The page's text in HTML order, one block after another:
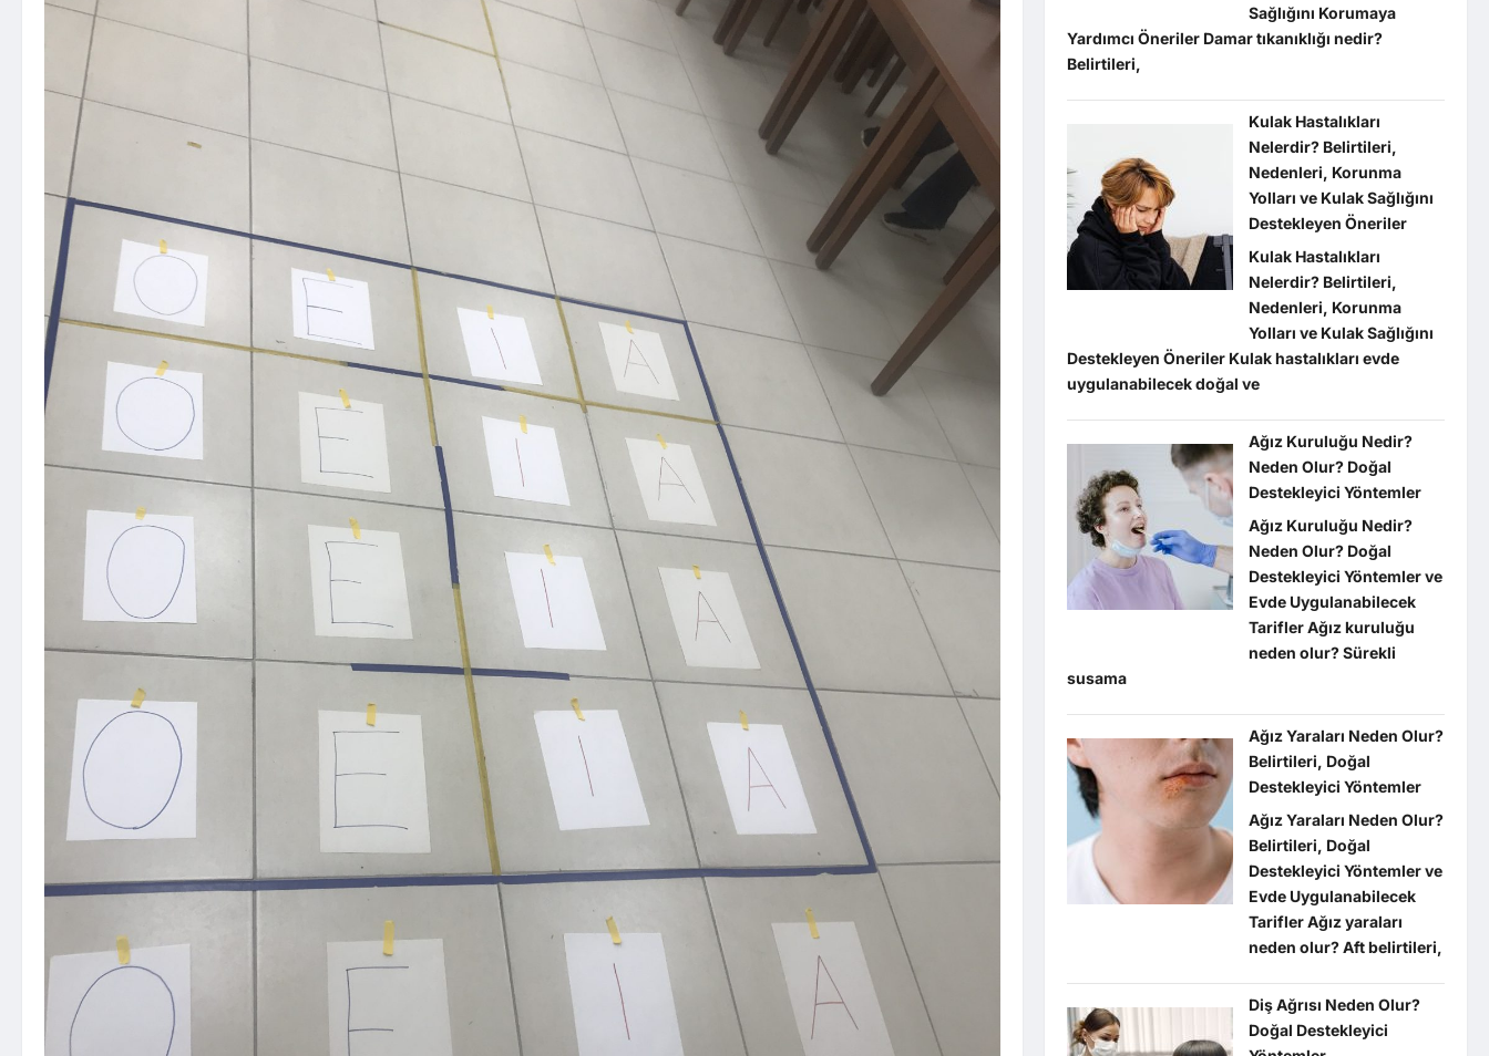
Sağlığını Korumaya
Yardımcı Öneriler Damar tıkanıklığı nedir?
Belirtileri,
Kulak Hastalıkları
Nelerdir? Belirtileri,
Nedenleri, Korunma
Yolları ve Kulak Sağlığını
Destekleyen Öneriler
Kulak Hastalıkları
Nelerdir? Belirtileri,
Nedenleri, Korunma
Yolları ve Kulak Sağlığını
Destekleyen Öneriler Kulak hastalıkları evde
uygulanabilecek doğal ve
Ağız Kuruluğu Nedir?
Neden Olur? Doğal
Destekleyici Yöntemler
Ağız Kuruluğu Nedir?
Neden Olur? Doğal
Destekleyici Yöntemler ve
Evde Uygulanabilecek
Tarifler Ağız kuruluğu
neden olur? Sürekli
susama
Ağız Yaraları Neden Olur?
Belirtileri, Doğal
Destekleyici Yöntemler
Ağız Yaraları Neden Olur?
Belirtileri, Doğal
Destekleyici Yöntemler ve
Evde Uygulanabilecek
Tarifler Ağız yaraları
neden olur? Aft belirtileri,
Diş Ağrısı Neden Olur?
Doğal Destekleyici